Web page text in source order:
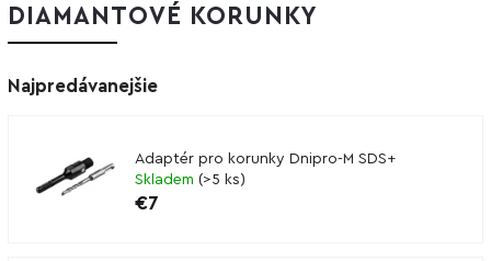
DIAMANTOVÉ KORUNKY
Najpredávanejšie
Adaptér pro korunky Dnipro-M SDS+
Skladem (>5 ks)
€7